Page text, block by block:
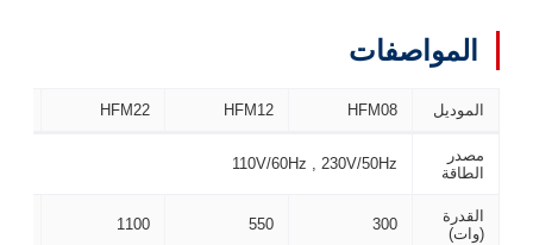
المواصفات
الموديل HFM08
HFM12
HFM22
مصدر
الطاقة
110V/60Hz , 230V/50Hz
القدرة
(وات)
300
550
1100